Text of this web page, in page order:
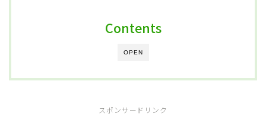
OPEN
Contents
スポンサードリンク